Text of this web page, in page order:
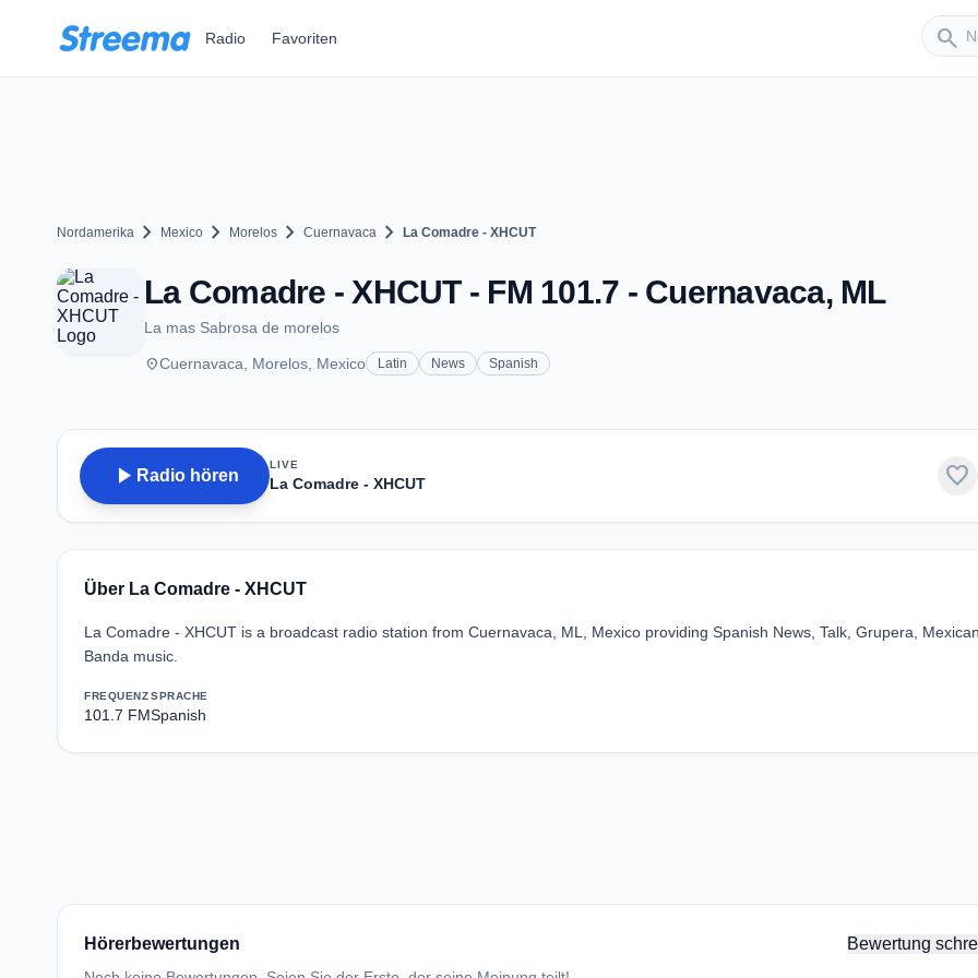
Radio Favoriten search
Sender
Nordamerika chevron_right Mexico chevron_right Morelos chevron_right Cuernavaca chevron_right La Comadre - XHCUT
La Comadre - XHCUT - FM 101.7 - Cuernavaca, ML
La mas Sabrosa de morelos
placeCuernavaca, Morelos, Mexico Latin News Spanish
play_arrow Radio hören
LIVE
La Comadre - XHCUT favorite
Über La Comadre - XHCUT
La Comadre - XHCUT is a broadcast radio station from Cuernavaca, ML, Mexico providing Spanish News, Talk, Grupera,
Banda music.
FREQUENZ
101.7 FM
SPRACHE
Spanish
Hörerbewertungen Bewertung